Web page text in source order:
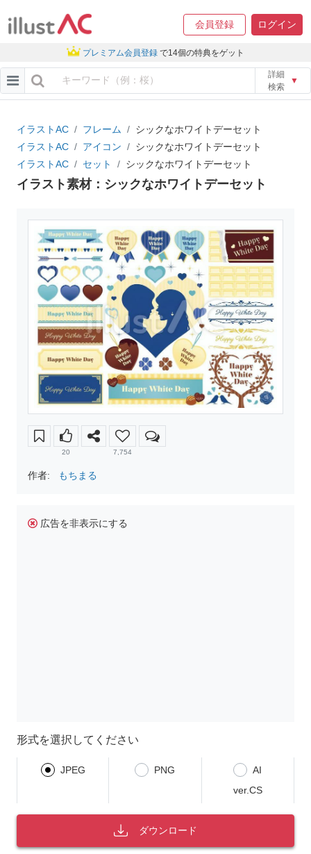
会員登録 ログイン
プレミアム会員登録 で14個の特典をゲット
詳細
検索
▼
イラストAC フレーム
シックなホワイトデーセット
イラストAC
アイコン
シックなホワイトデーセット
イラストAC
セット シックなホワイトデーセット
イラスト素材：シックなホワイトデーセット
20 7,754
作者: もちまる
広告を非表示にする
形式を選択してください
JPEG PNG
AI
ver.CS
ダウンロード